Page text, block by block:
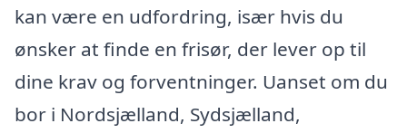
kan være en udfordring, især hvis du
ønsker at finde en frisør, der lever op til
dine krav og forventninger. Uanset om du
bor i Nordsjælland, Sydsjælland,